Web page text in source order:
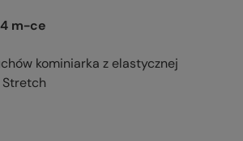
m-ce
kominiarka z elastycznej